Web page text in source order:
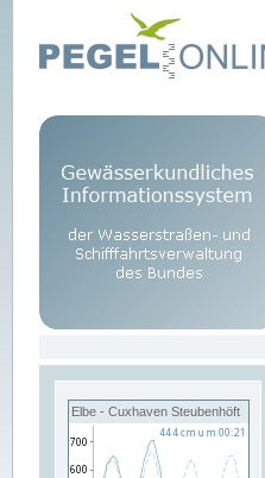
Elbe - Cuxhaven Steubenhöft